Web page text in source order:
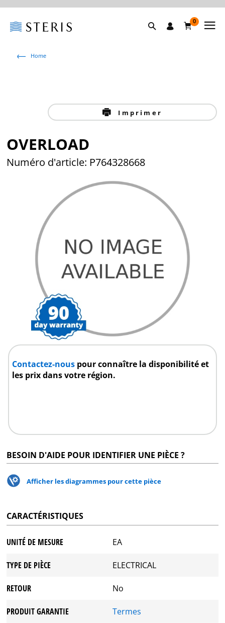
0
Home
Imprimer
OVERLOAD
Numéro d'article: P764328668
Contactez-nous pour connaître la disponibilité et
les prix dans votre région.
BESOIN D'AIDE POUR IDENTIFIER UNE PIÈCE ?
Afficher les diagrammes pour cette pièce
CARACTÉRISTIQUES
UNITÉ DE MESURE EA
TYPE DE PIÈCE ELECTRICAL
RETOUR No
PRODUIT GARANTIE Termes